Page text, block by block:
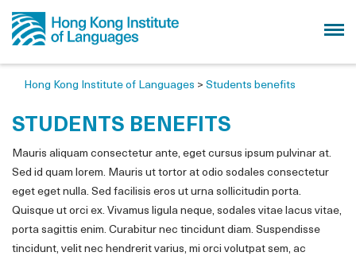
Hong Kong Institute of Languages > Students benefits
STUDENTS BENEFITS
Mauris aliquam consectetur ante, eget cursus ipsum pulvinar at.
Sed id quam lorem. Mauris ut tortor at odio sodales consectetur
eget eget nulla. Sed facilisis eros ut urna sollicitudin porta.
Quisque ut orci ex. Vivamus ligula neque, sodales vitae lacus vitae,
porta sagittis enim. Curabitur nec tincidunt diam. Suspendisse
tincidunt, velit nec hendrerit varius, mi orci volutpat sem, ac